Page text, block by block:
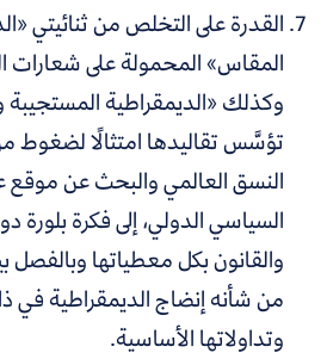
القدرة على التخلص من ثنائيتي
المقاس» المحمولة على شعارات
وكذلك «الديمقراطية المستجيبة
تؤسَّس تقاليدها امتثالًا لضغوط
النسق العالمي والبحث عن موقع
السياسي الدولي، إلى فكرة بلورة
والقانون بكل معطياتها وبالفصل
من شأنه إنضاج الديمقراطية في
وتداولاتها الأساسية.